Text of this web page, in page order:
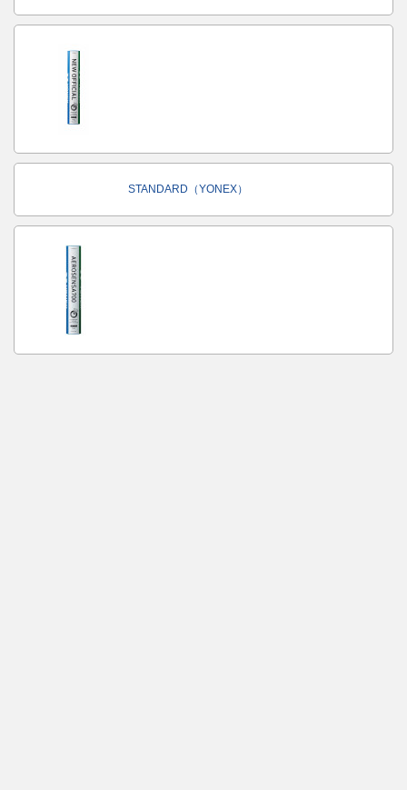
STANDARD（YONEX）